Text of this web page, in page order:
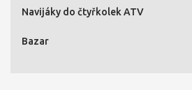
Navijáky do čtyřkolek ATV
Bazar